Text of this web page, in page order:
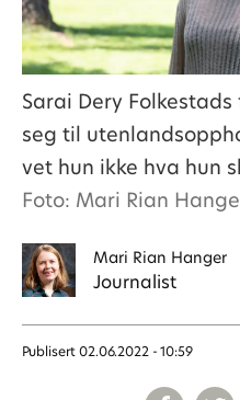
Sarai Dery
seg til
vet hun ikke hva hun
Foto: Mari Rian
Mari Rian Hanger
Journalist
Publisert 02.06.2022 - 10:59